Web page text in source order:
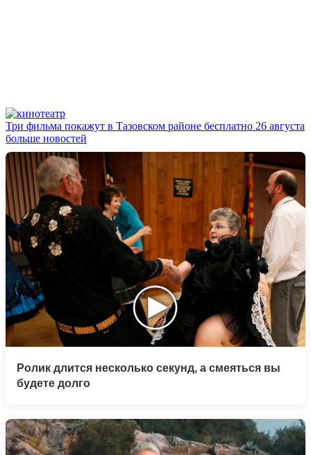
Три фильма покажут в Тазовском районе бесплатно 26 августа
больше новостей
Ролик длится несколько секунд, а смеяться вы
будете долго